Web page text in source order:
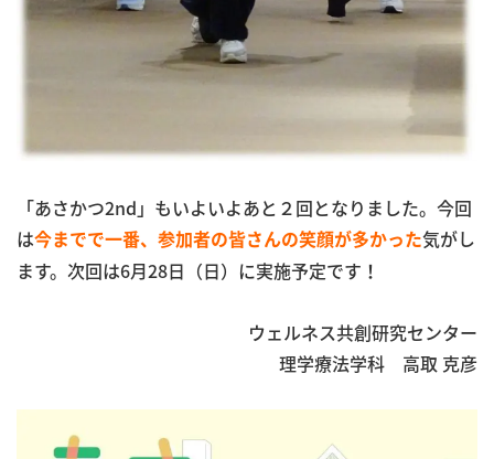
「あさかつ2nd」もいよいよあと２回となりました。今回
は今までで一番、参加者の皆さんの笑顔が多かった気がし
ます。次回は6月28日（日）に実施予定です！
ウェルネス共創研究センター
理学療法学科 高取 克彦